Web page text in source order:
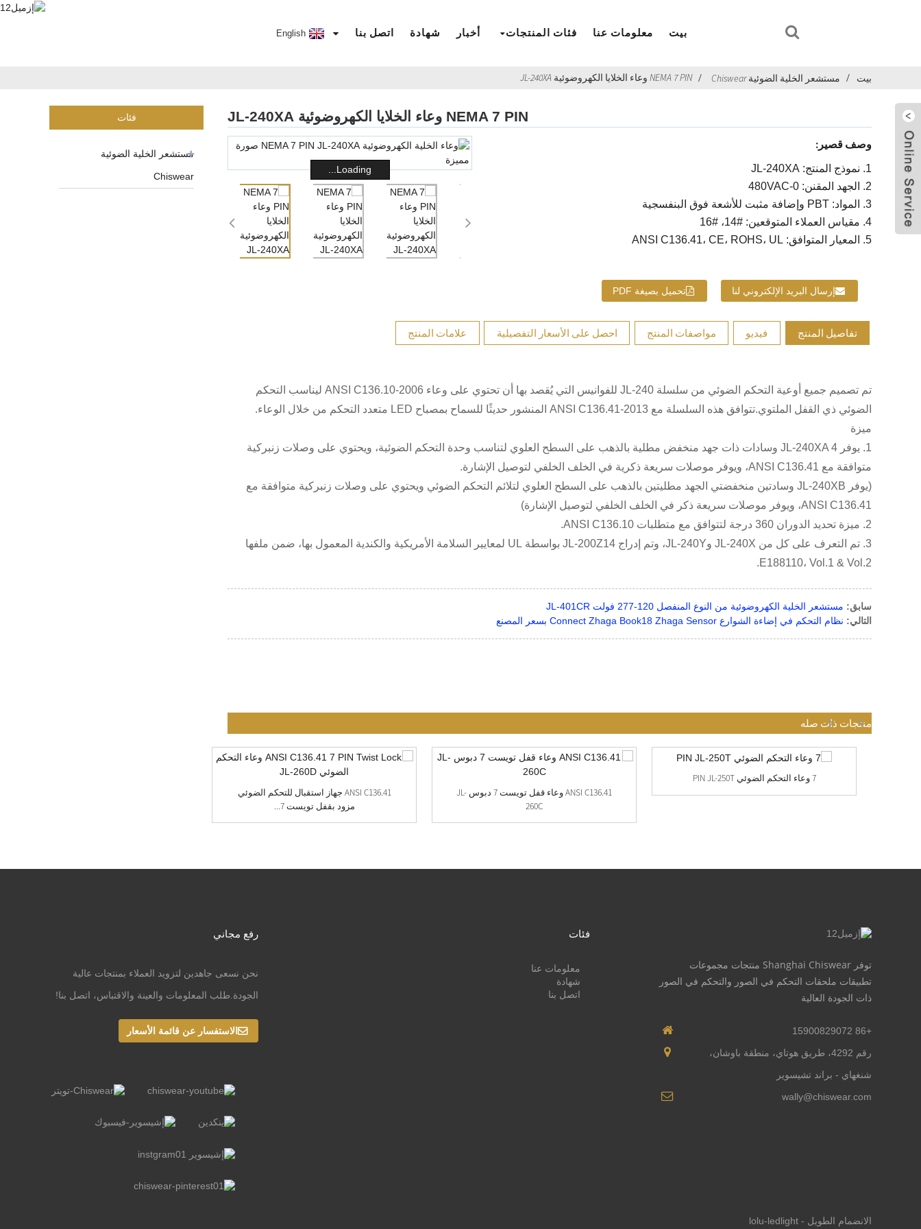
بيت معلومات عنا فئات المنتجات أخبار شهادة اتصل بنا English
بيت مستشعر الخلية الضوئية Chiswear NEMA 7 PIN وعاء الخلايا الكهروضوئية JL-240XA
فئات
مستشعر الخلية الضوئية
Chiswear
NEMA 7 PIN وعاء الخلايا الكهروضوئية JL-240XA
Loading...
وصف قصير:
1. نموذج المنتج: JL-240XA
2. الجهد المقنن: 0-480VAC
3. المواد: PBT وإضافة مثبت للأشعة فوق البنفسجية
4. مقياس العملاء المتوقعين: #14، #16
5. المعيار المتوافق: ANSI C136.41، CE، ROHS، UL
إرسال البريد الإلكتروني لنا تحميل بصيغة PDF
تفاصيل المنتج فيديو مواصفات المنتج احصل على الأسعار التفصيلية علامات المنتج
تم تصميم جميع أوعية التحكم الضوئي من سلسلة JL-240 للفوانيس التي يُقصد بها أن تحتوي على وعاء ANSI C136.10-2006 ليناسب التحكم
الضوئي ذي القفل الملتوي.تتوافق هذه السلسلة مع ANSI C136.41-2013 المنشور حديثًا للسماح بمصباح LED متعدد التحكم من خلال الوعاء.
ميزة
1. يوفر JL-240XA 4 وسادات ذات جهد منخفض مطلية بالذهب على السطح العلوي لتناسب وحدة التحكم الضوئية، ويحتوي على وصلات زنبركية
متوافقة مع ANSI C136.41، ويوفر موصلات سريعة ذكرية في الخلف الخلفي لتوصيل الإشارة.
(يوفر JL-240XB وسادتين منخفضتي الجهد مطليتين بالذهب على السطح العلوي لتلائم التحكم الضوئي ويحتوي على وصلات زنبركية متوافقة مع
ANSI C136.41، ويوفر موصلات سريعة ذكر في الخلف الخلفي لتوصيل الإشارة)
2. ميزة تحديد الدوران 360 درجة لتتوافق مع متطلبات ANSI C136.10.
3. تم التعرف على كل من JL-240X وJL-240Y، وتم إدراج JL-200Z14 بواسطة UL لمعايير السلامة الأمريكية والكندية المعمول بها، ضمن ملفها
E188110، Vol.1 & Vol.2.
سابق: مستشعر الخلية الكهروضوئية من النوع المنفصل 120-277 فولت JL-401CR
التالي: نظام التحكم في إضاءة الشوارع Connect Zhaga Book18 Zhaga Sensor بسعر المصنع
منتجات ذات صله
ANSI C136.41 جهاز استقبال للتحكم الضوئي
مزود بقفل تويست 7...
ANSI C136.41 وعاء قفل تويست 7 دبوس JL-
260C
7 وعاء التحكم الضوئي PIN JL-250T
توفر Shanghai Chiswear منتجات مجموعات
تطبيقات ملحقات التحكم في الصور والتحكم في الصور
ذات الجودة العالية
+86 15900829072
رقم 4292، طريق هوتاي، منطقة باوشان،
شنغهاي - براند تشيسوير
wally@chiswear.com
فئات
معلومات عنا
شهادة
اتصل بنا
رفع مجاني
نحن نسعى جاهدين لتزويد العملاء بمنتجات عالية
الجودة.طلب المعلومات والعينة والاقتباس، اتصل بنا!
الاستفسار عن قائمة الأسعار
الانضمام الطويل - lolu-ledlight
ارسل بريد